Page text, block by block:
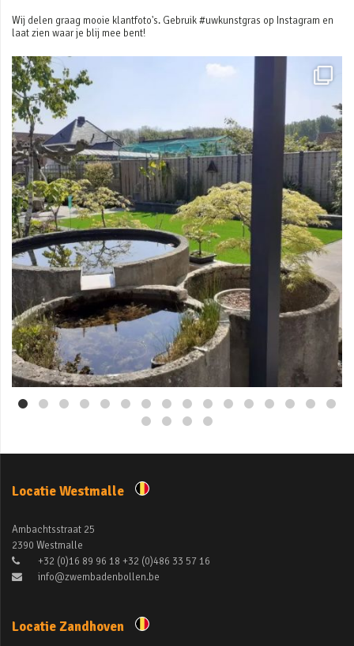
Wij delen graag mooie klantfoto's. Gebruik #uwkunstgras op Instagram en
laat zien waar je blij mee bent!
Mei 3
Locatie Westmalle
Ambachtsstraat 25
2390 Westmalle
+32 (0)16 89 96 18 +32 (0)486 33 57 16
info@zwembadenbollen.be
Locatie Zandhoven